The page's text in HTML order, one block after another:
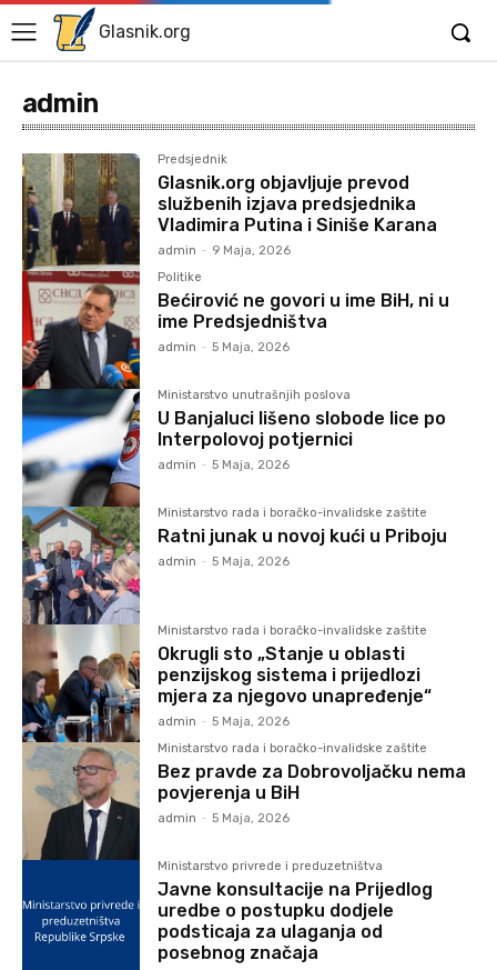
Glasnik.org
admin
Predsjednik
Glasnik.org objavljuje prevod
službenih izjava predsjednika
Vladimira Putina i Siniše Karana
admin - 9 Maja, 2026
Politike
Bećirović ne govori u ime BiH, ni u
ime Predsjedništva
admin - 5 Maja, 2026
Ministarstvo unutrašnjih poslova
U Banjaluci lišeno slobode lice po
Interpolovoj potjernici
admin - 5 Maja, 2026
Ministarstvo rada i boračko-invalidske zaštite
Ratni junak u novoj kući u Priboju
admin - 5 Maja, 2026
Ministarstvo rada i boračko-invalidske zaštite
Okrugli sto „Stanje u oblasti
penzijskog sistema i prijedlozi
mjera za njegovo unapređenje“
admin - 5 Maja, 2026
Ministarstvo rada i boračko-invalidske zaštite
Bez pravde za Dobrovoljačku nema
povjerenja u BiH
admin - 5 Maja, 2026
Ministarstvo privrede i preduzetništva
Javne konsultacije na Prijedlog
uredbe o postupku dodjele
podsticaja za ulaganja od
posebnog značaja